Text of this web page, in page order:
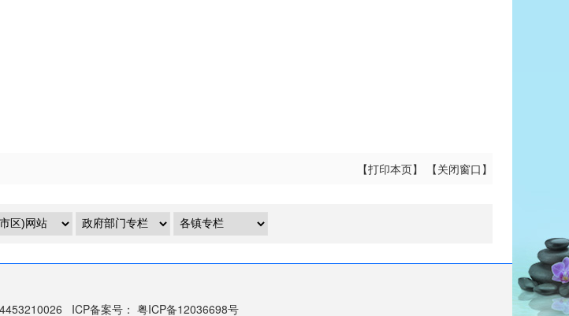
【打印本页】 【关闭窗口 】
4453210026 ICP备案号： 粤ICP备12036698号